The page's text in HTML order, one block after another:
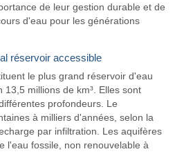
de leur gestion durable et de
d'eau pour les générations
réservoir accessible
le plus grand réservoir d'eau
millions de km³. Elles sont
profondeurs. Le
à milliers d'années, selon la
par infiltration. Les aquifères
l'eau fossile, non renouvelable à